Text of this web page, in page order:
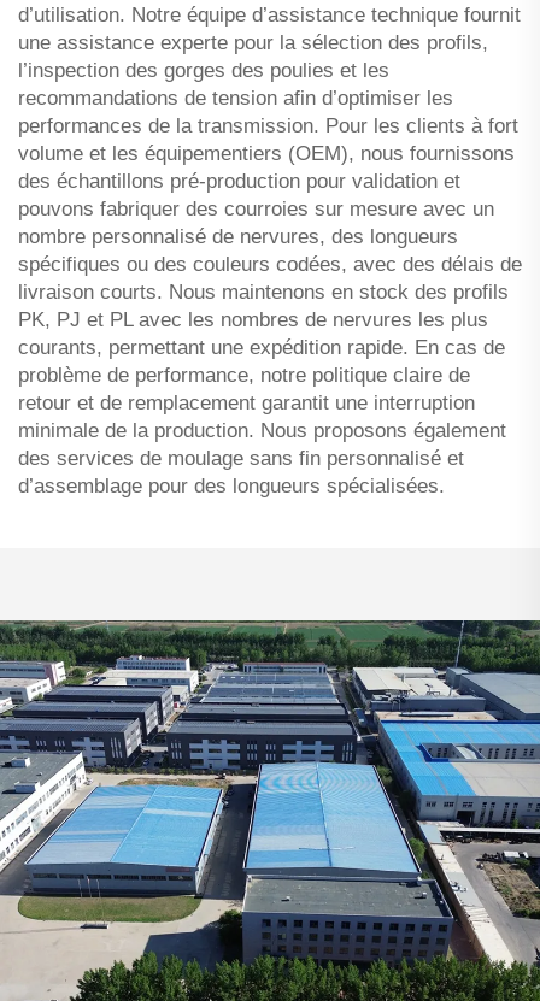
d’utilisation. Notre équipe d’assistance technique fournit
une assistance experte pour la sélection des profils,
l’inspection des gorges des poulies et les
recommandations de tension afin d’optimiser les
performances de la transmission. Pour les clients à fort
volume et les équipementiers (OEM), nous fournissons
des échantillons pré-production pour validation et
pouvons fabriquer des courroies sur mesure avec un
nombre personnalisé de nervures, des longueurs
spécifiques ou des couleurs codées, avec des délais de
livraison courts. Nous maintenons en stock des profils
PK, PJ et PL avec les nombres de nervures les plus
courants, permettant une expédition rapide. En cas de
problème de performance, notre politique claire de
retour et de remplacement garantit une interruption
minimale de la production. Nous proposons également
des services de moulage sans fin personnalisé et
d’assemblage pour des longueurs spécialisées.